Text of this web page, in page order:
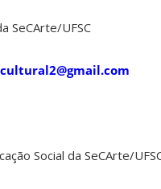
SeCArte/UFSC
Social da SeCArte/